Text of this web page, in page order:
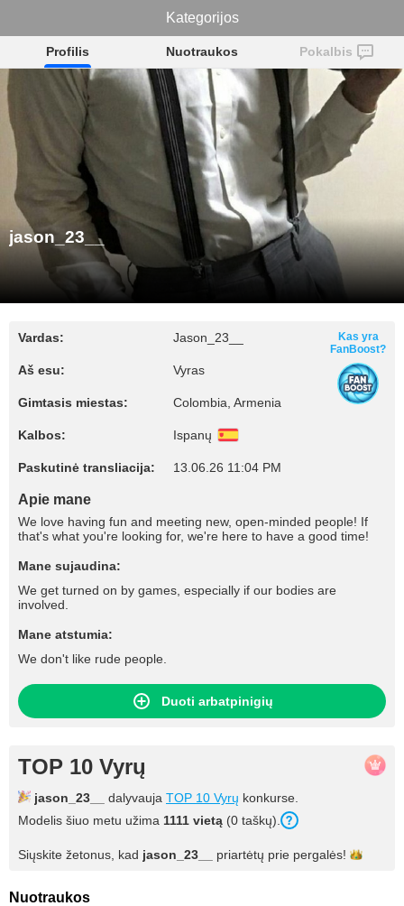
jason_23__
Profilis Nuotraukos Pokalbis
jason_23__
Vardas: Jason_23__
Aš esu: Vyras
Gimtasis miestas: Colombia, Armenia
Kalbos: Ispanų
Paskutinė transliacija: 13.06.26 11:04 PM
Kas yra
FanBoost?
Apie mane
We love having fun and meeting new, open-minded people! If
that's what you're looking for, we're here to have a good time!
Mane sujaudina:
We get turned on by games, especially if our bodies are
involved.
Mane atstumia:
We don't like rude people.
Duoti arbatpinigių
TOP 10 Vyrų
jason_23__ dalyvauja TOP 10 Vyrų konkurse.
Modelis šiuo metu užima 1111 vietą (0 taškų).
Siųskite žetonus, kad jason_23__ priartėtų prie pergalės!
Nuotraukos
Kategorijos